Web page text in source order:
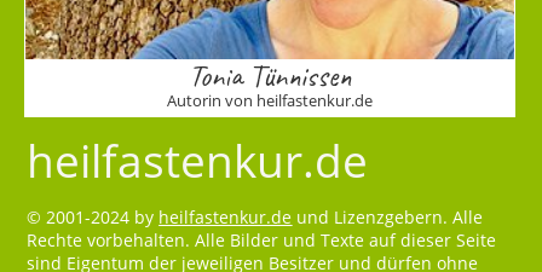
Tonia Tünnissen
Autorin von heilfastenkur.de
heilfastenkur.de
© 2001-2024 by heilfastenkur.de und Lizenzgebern. Alle
Rechte vorbehalten. Alle Bilder und Texte auf dieser Seite
sind Eigentum der jeweiligen Besitzer und dürfen ohne